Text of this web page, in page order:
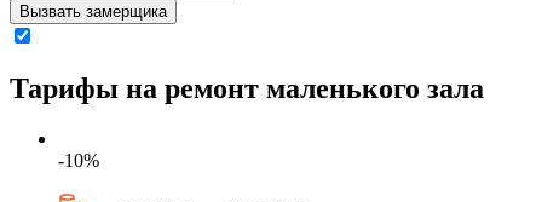
Вызвать замерщика
Тарифы на ремонт маленького зала
-10%